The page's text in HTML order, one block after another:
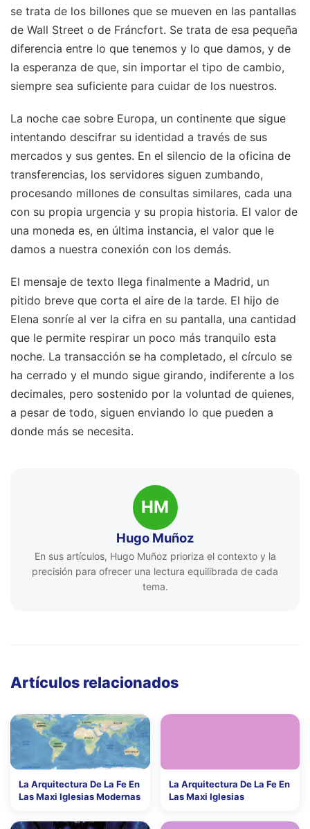
se trata de los billones que se mueven en las pantallas
de Wall Street o de Fráncfort. Se trata de esa pequeña
diferencia entre lo que tenemos y lo que damos, y de
la esperanza de que, sin importar el tipo de cambio,
siempre sea suficiente para cuidar de los nuestros.
La noche cae sobre Europa, un continente que sigue
intentando descifrar su identidad a través de sus
mercados y sus gentes. En el silencio de la oficina de
transferencias, los servidores siguen zumbando,
procesando millones de consultas similares, cada una
con su propia urgencia y su propia historia. El valor de
una moneda es, en última instancia, el valor que le
damos a nuestra conexión con los demás.
El mensaje de texto llega finalmente a Madrid, un
pitido breve que corta el aire de la tarde. El hijo de
Elena sonríe al ver la cifra en su pantalla, una cantidad
que le permite respirar un poco más tranquilo esta
noche. La transacción se ha completado, el círculo se
ha cerrado y el mundo sigue girando, indiferente a los
decimales, pero sostenido por la voluntad de quienes,
a pesar de todo, siguen enviando lo que pueden a
donde más se necesita.
HM
Hugo Muñoz
En sus artículos, Hugo Muñoz prioriza el contexto y la
precisión para ofrecer una lectura equilibrada de cada
tema.
Artículos relacionados
La Arquitectura De La Fe En
Las Maxi Iglesias Modernas
La Arquitectura De La Fe En
Las Maxi Iglesias